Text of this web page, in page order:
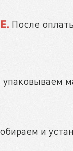
После
и